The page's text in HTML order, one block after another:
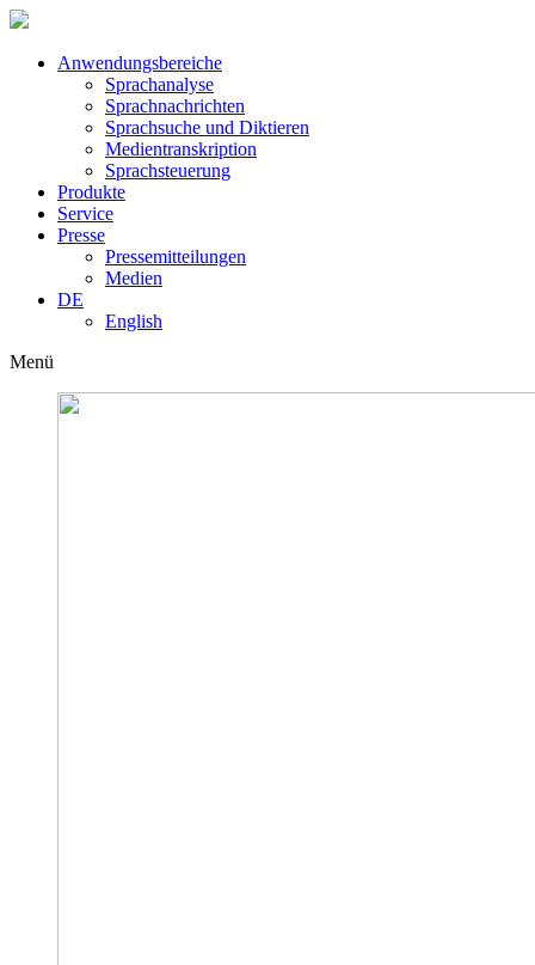
Anwendungsbereiche
Sprachanalyse
Sprachnachrichten
Sprachsuche und Diktieren
Medientranskription
Sprachsteuerung
Produkte
Service
Presse
Pressemitteilungen
Medien
DE
English
Menü